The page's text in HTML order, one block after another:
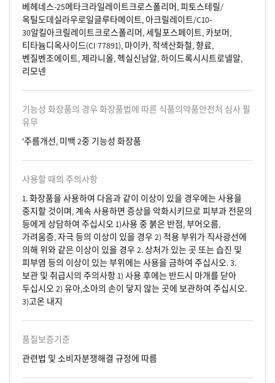
베헤네스-25메타크라일레이트크로스폴리머, 피토스테릴/
옥틸도데실라우로일글루타메이트, 아크릴레이트/C10-
30알킬아크릴레이트크로스폴리머, 세틸포스페이트, 카보머,
티타늄디옥사이드(CI 77891), 마이카, 적색산화철, 향료,
벤질벤조에이트, 제라니올, 헥실신남알, 하이드록시시트로넬알,
리모넨
기능성 화장품의 경우 화장품법에 따른 식품의약품안전처 심사 필
유무
'주름개선, 미백 2중 기능성 화장품
사용할 때의 주의사항
1. 화장품을 사용하여 다음과 같이 이상이 있을 경우에는 사용을
중지할 것이며, 계속 사용하면 증상을 악화시키므로 피부과 전문의
등에게 상담하여 주십시오 1)사용 중 붉은 반점, 부어오름,
가려움증, 자극 등의 이상이 있을 경우 2) 적용 부위가 직사광선에
의해 위와 같은 이상이 있을 경우 2. 상처가 있는 곳 또는 습진 및
피부염 등의 이상이 있는 부위에는 사용을 금하여 주십시오. 3.
보관 및 취급시의 주의사항 1) 사용 후에는 반드시 마개를 닫아
두십시오 2) 유아,소아의 손이 닿지 않는 곳에 보관하여 주십시오.
3)고온 내지
품질보증기준
관련법 및 소비자분쟁해결 규정에 따름